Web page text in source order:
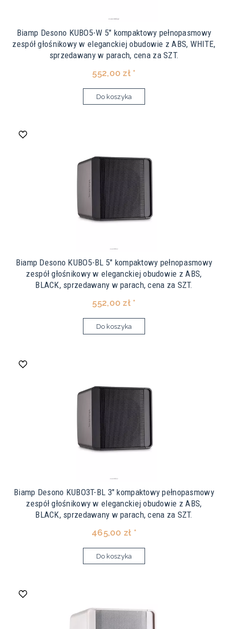
Biamp Desono KUBO5-W 5" kompaktowy pełnopasmowy
zespół głośnikowy w eleganckiej obudowie z ABS, WHITE,
sprzedawany w parach, cena za SZT.
552,00 zł *
Do koszyka
Biamp Desono KUBO5-BL 5" kompaktowy pełnopasmowy
zespół głośnikowy w eleganckiej obudowie z ABS,
BLACK, sprzedawany w parach, cena za SZT.
552,00 zł *
Do koszyka
Biamp Desono KUBO3T-BL 3" kompaktowy pełnopasmowy
zespół głośnikowy w eleganckiej obudowie z ABS,
BLACK, sprzedawany w parach, cena za SZT.
465,00 zł *
Do koszyka